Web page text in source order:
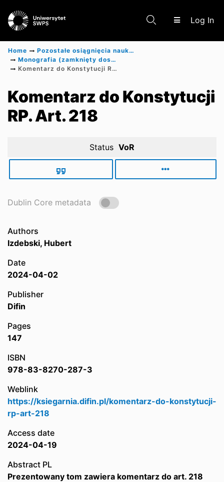
Log In
Communities & Collections
Scientific research results
Home
Pozostałe osiągnięcia naukowe
Monografia (zamknięty dostęp)
Komentarz do Konstytucji RP. Art. 218
Komentarz do Konstytucji
RP. Art. 218
Status VoR
Dublin Core metadata
Authors
Izdebski, Hubert
Date
2024-04-02
Publisher
Difin
Pages
147
ISBN
978-83-8270-287-3
Weblink
https://ksiegarnia.difin.pl/komentarz-do-konstytucji-
rp-art-218
Access date
2024-04-19
Abstract PL
Prezentowany tom zawiera komentarz do art. 218